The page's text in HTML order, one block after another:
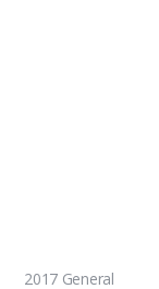
2017 General